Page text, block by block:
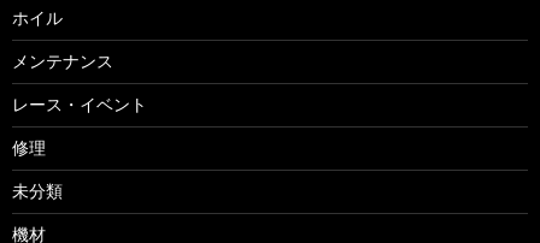
ホイル
メンテナンス
レース・イベント
修理
未分類
機材